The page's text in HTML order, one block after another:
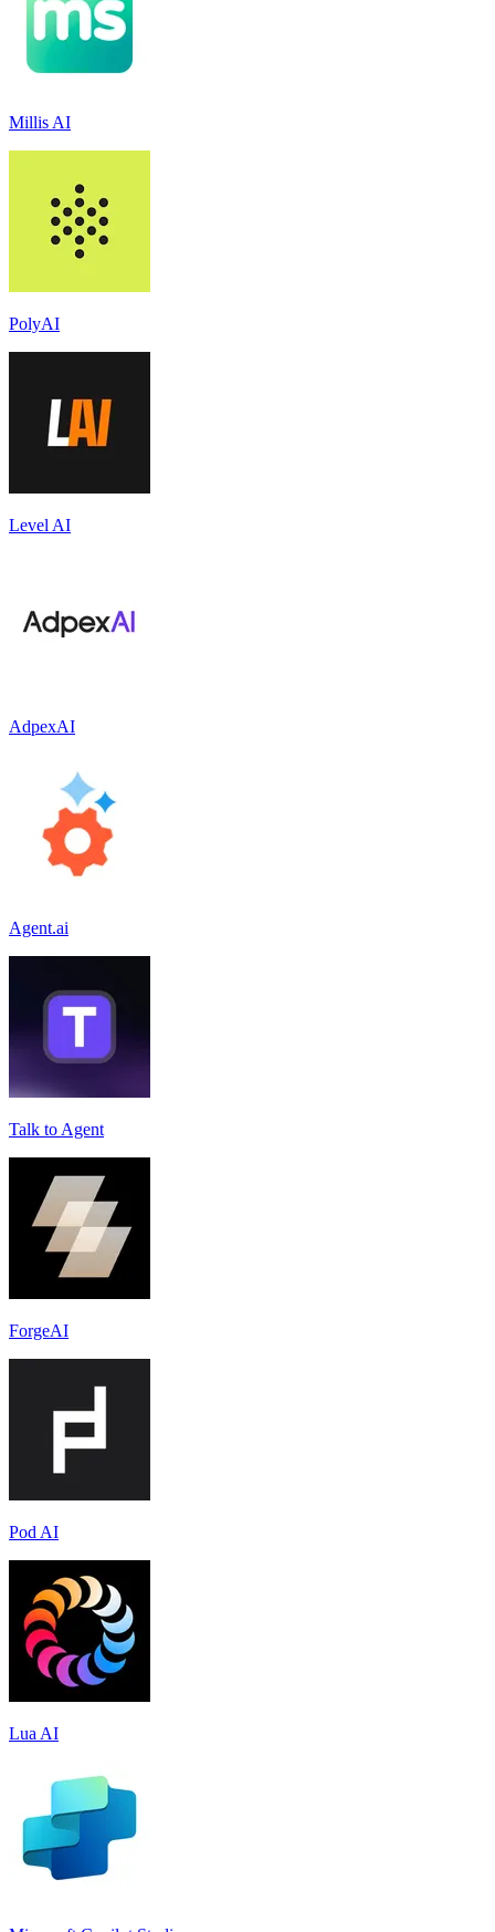
Millis AI
PolyAI
Level AI
AdpexAI
Agent.ai
Talk to Agent
ForgeAI
Pod AI
Lua AI